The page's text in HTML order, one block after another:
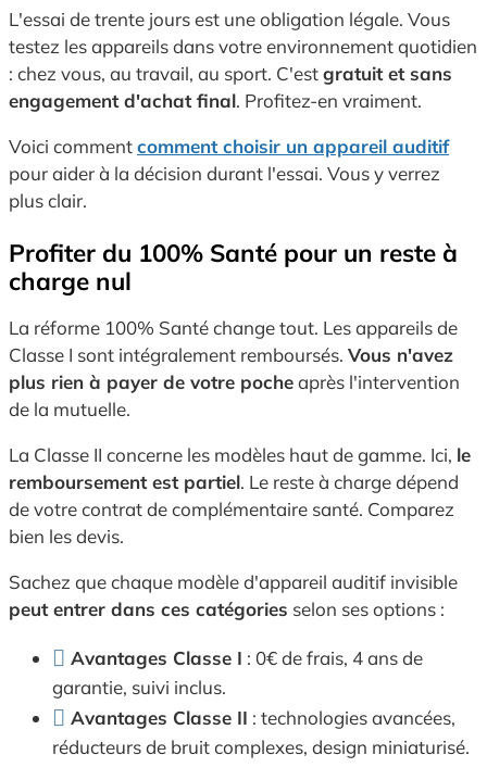
L'essai de trente jours est une obligation légale. Vous
testez les appareils dans votre environnement quotidien
: chez vous, au travail, au sport. C'estgratuit et sans
engagement d'achat final. Profitez-en vraiment.
Voici commentcomment choisir un appareil auditif
pour aider à la décision durant l'essai. Vous y verrez
plus clair.
Profiter du 100% Santé pour un reste à
charge nul
La réforme 100% Santé change tout. Les appareils de
Classe I sont intégralement remboursés. Vous n'avez
plus rien à payer de votre pocheaprès l'intervention
de la mutuelle.
La Classe II concerne les modèles haut de gamme. Ici, le
remboursement est partiel. Le reste à charge dépend
de votre contrat de complémentaire santé. Comparez
bien les devis.
Sachez que chaque modèle d'appareil auditif invisible
peut entrer dans ces catégories selon ses options :
Avantages Classe I : 0€ de frais, 4 ans de
garantie, suivi inclus.
Avantages Classe II : technologies avancées,
réducteurs de bruit complexes, design miniaturisé.